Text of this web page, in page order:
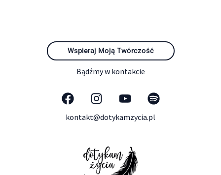
Wspieraj Moją Twórczość
Bądźmy w kontakcie
kontakt@dotykamzycia.pl